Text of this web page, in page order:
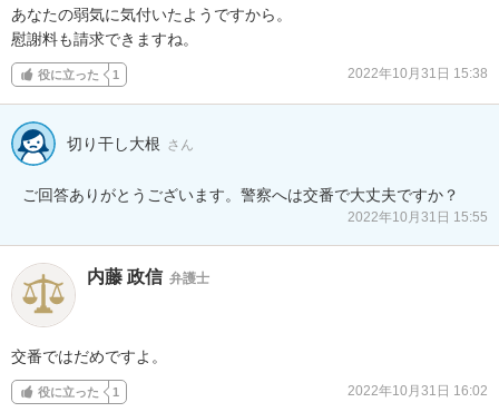
あなたの弱気に気付いたようですから。
慰謝料も請求できますね。
役に立った 1 2022年10月31日 15:38
切り干し大根 さん
ご回答ありがとうございます。警察へは交番で大丈夫ですか？
2022年10月31日 15:55
内藤 政信 弁護士
交番ではだめですよ。
役に立った 1 2022年10月31日 16:02